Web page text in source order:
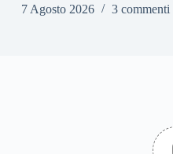
7 Agosto 2026
3 commenti